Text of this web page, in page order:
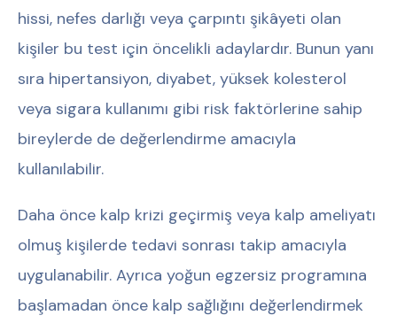
hissi, nefes darlığı veya çarpıntı şikâyeti olan
kişiler bu test için öncelikli adaylardır. Bunun yanı
sıra hipertansiyon, diyabet, yüksek kolesterol
veya sigara kullanımı gibi risk faktörlerine sahip
bireylerde de değerlendirme amacıyla
kullanılabilir.
Daha önce kalp krizi geçirmiş veya kalp ameliyatı
olmuş kişilerde tedavi sonrası takip amacıyla
uygulanabilir. Ayrıca yoğun egzersiz programına
başlamadan önce kalp sağlığını değerlendirmek